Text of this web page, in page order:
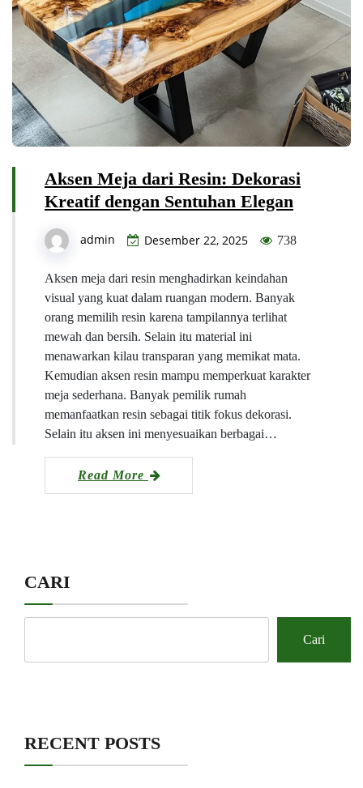
Aksen Meja dari Resin: Dekorasi
Kreatif dengan Sentuhan Elegan
admin Desember 22, 2025 738
Aksen meja dari resin menghadirkan keindahan
visual yang kuat dalam ruangan modern. Banyak
orang memilih resin karena tampilannya terlihat
mewah dan bersih. Selain itu material ini
menawarkan kilau transparan yang memikat mata.
Kemudian aksen resin mampu memperkuat karakter
meja sederhana. Banyak pemilik rumah
memanfaatkan resin sebagai titik fokus dekorasi.
Selain itu aksen ini menyesuaikan berbagai…
Read More
CARI
Cari
RECENT POSTS